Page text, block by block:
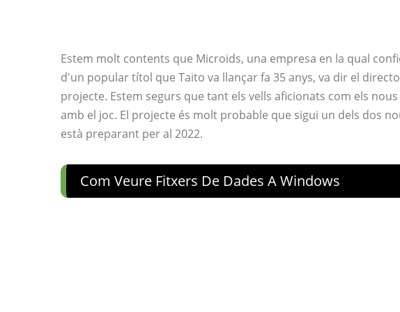
Estem molt contents que Microids, una empresa en la qual
d'un popular títol que Taito va llançar fa 35 anys, va dir el
projecte. Estem segurs que tant els vells aficionats com els
amb el joc. El projecte és molt probable que sigui un dels dos
està preparant per al 2022.
Com Veure Fitxers De Dades A Windows